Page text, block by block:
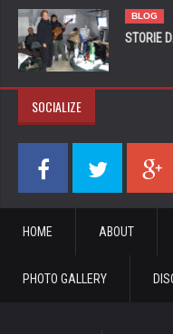
BLOG
STORIE
SOCIALIZE
HOME ABOUT
PHOTO GALLERY